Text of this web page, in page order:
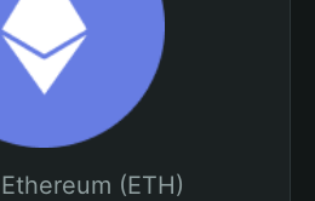
(ETH)